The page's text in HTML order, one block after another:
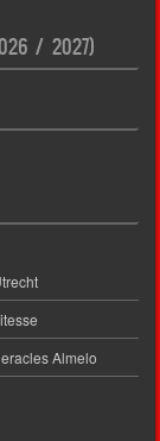
/ 2027)
Almelo